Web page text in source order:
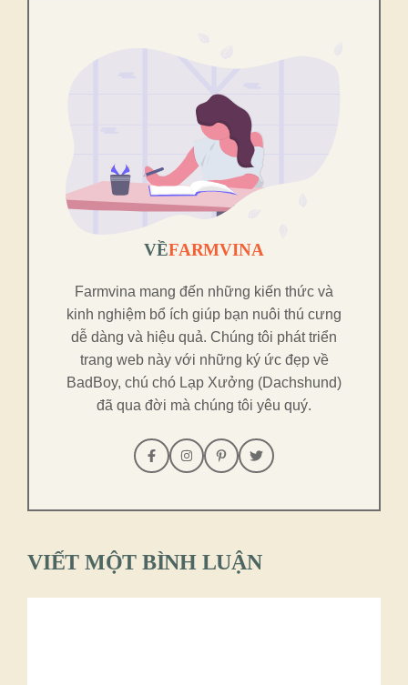
VỀFARMVINA
Farmvina mang đến những kiến thức và
kinh nghiệm bổ ích giúp bạn nuôi thú cưng
dễ dàng và hiệu quả. Chúng tôi phát triển
trang web này với những ký ức đẹp về
BadBoy, chú chó Lạp Xưởng (Dachshund)
đã qua đời mà chúng tôi yêu quý.
VIẾT MỘT BÌNH LUẬN